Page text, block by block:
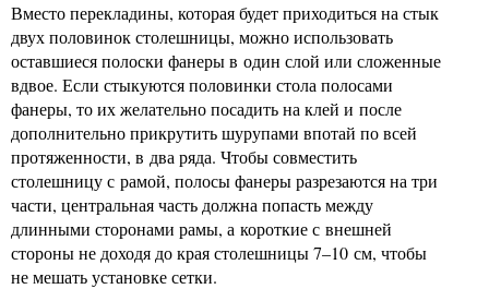
Вместо перекладины, которая будет приходиться на стык
двух половинок столешницы, можно использовать
оставшиеся полоски фанеры в один слой или сложенные
вдвое. Если стыкуются половинки стола полосами
фанеры, то их желательно посадить на клей и после
дополнительно прикрутить шурупами впотай по всей
протяженности, в два ряда. Чтобы совместить
столешницу с рамой, полосы фанеры разрезаются на три
части, центральная часть должна попасть между
длинными сторонами рамы, а короткие с внешней
стороны не доходя до края столешницы 7–10 см, чтобы
не мешать установке сетки.